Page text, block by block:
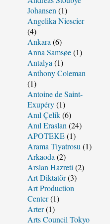
Johansen (1)
Angelika Niescier
(4)
Ankara (6)
Anna Samsøe(1)
Antalya (1)
Anthony Coleman
(1)
Antoine de Saint-
Exupéry(1)
Anıl Çelik(6)
Anıl Eraslan (24)
APOTEKE(1)
Arama Tiyatrosu (1)
Arkaoda (2)
Arslan Hazreti (2)
Art Diktatör(3)
Art Production
Center(1)
Arter(1)
Arts Council Tokyo